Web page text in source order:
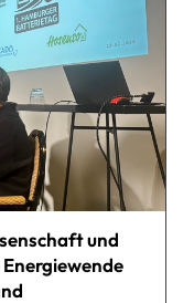
und